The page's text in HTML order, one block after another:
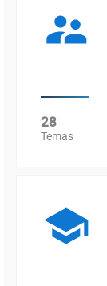
28
Temas